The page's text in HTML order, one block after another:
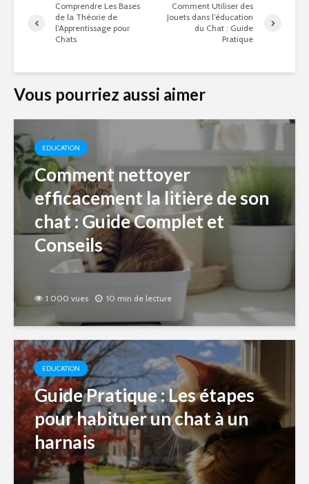
Comprendre Les Bases
de la Théorie de
l’Apprentissage pour
Chats
Comment Utiliser des
Jouets dans l’éducation
du Chat : Guide
Pratique
Vous pourriez aussi aimer
EDUCATION
Comment nettoyer
efficacement la litière de son
chat : Guide Complet et
Conseils
1 000 vues 10 min de lecture
EDUCATION
Guide Pratique : Les étapes
pour habituer un chat à un
harnais